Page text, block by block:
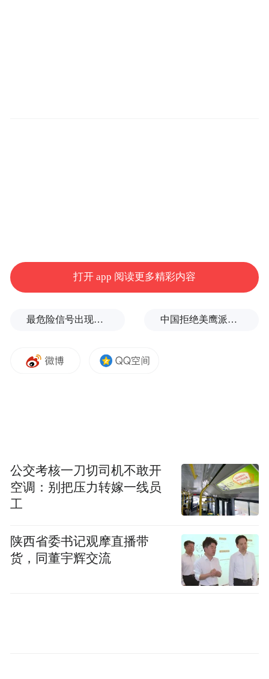
据悉，“2026中国品牌价值评价信息发布”活
动由中国品牌建设促进会、新华社品牌工作
准等开展。
Notice: The content above (including the videos,
pictures and audios if any) is uploaded and posted
by the user of Dafeng Hao, which is a social media
platform and merely provides information storage
打开 app 阅读更多精彩内容
最危险信号出现！全球能源大动脉岌岌可危 中国拒绝美鹰派副防长访华？弦外之音被热议
公交考核一刀切司机不敢开
空调：别把压力转嫁一线员
工
陕西省委书记观摩直播带
货，同董宇辉交流